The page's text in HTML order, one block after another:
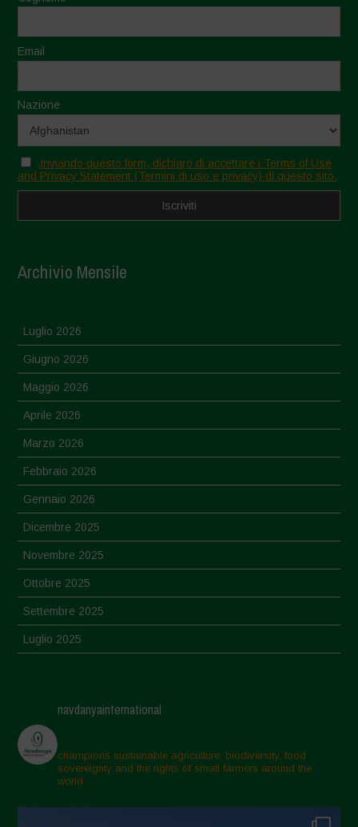
Email
Nazione
Inviando questo form, dichiaro di accettare i Terms of Use
and Privacy Statement (Termini di uso e privacy) di questo sito.
Archivio Mensile
Luglio 2026
Giugno 2026
Maggio 2026
Aprile 2026
Marzo 2026
Febbraio 2026
Gennaio 2026
Dicembre 2025
Novembre 2025
Ottobre 2025
Settembre 2025
Luglio 2025
Aprile 2025
Marzo 2025
Febbraio 2025
Gennaio 2025
navdanyainternational
champions sustainable agriculture, biodiversity, food
sovereignty and the rights of small farmers around the
world.